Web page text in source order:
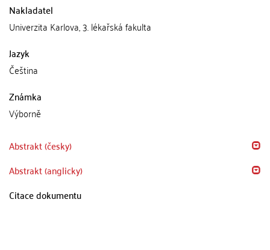
Nakladatel
Univerzita Karlova, 3. lékařská fakulta
Jazyk
Čeština
Známka
Výborně
Abstrakt (česky)
Abstrakt (anglicky)
Citace dokumentu